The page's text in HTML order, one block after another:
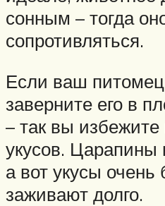
сонным – тогда
сопротивляться.
Если ваш питомец
заверните его в
– так вы
укусов. Царапины
а вот укусы очень
заживают долго.